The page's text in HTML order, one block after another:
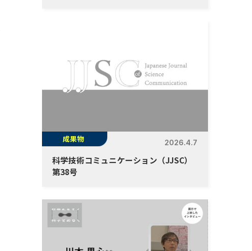
成果物 2026.4.7
科学技術コミュニケーション（JJSC）
第38号